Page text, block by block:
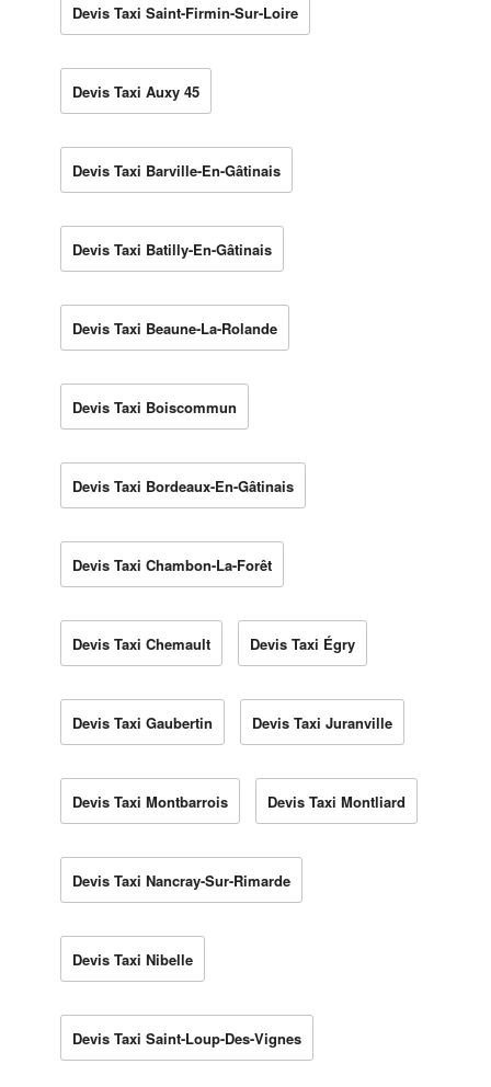
Devis Taxi Saint-Firmin-Sur-Loire
Devis Taxi Auxy 45
Devis Taxi Barville-En-Gâtinais
Devis Taxi Batilly-En-Gâtinais
Devis Taxi Beaune-La-Rolande
Devis Taxi Boiscommun
Devis Taxi Bordeaux-En-Gâtinais
Devis Taxi Chambon-La-Forêt
Devis Taxi Chemault Devis Taxi Égry
Devis Taxi Gaubertin Devis Taxi Juranville
Devis Taxi Montbarrois Devis Taxi Montliard
Devis Taxi Nancray-Sur-Rimarde
Devis Taxi Nibelle
Devis Taxi Saint-Loup-Des-Vignes